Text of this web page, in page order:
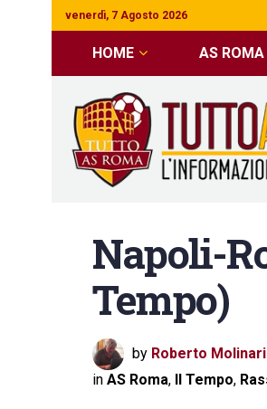
venerdì, 7 Agosto 2026
HOME AS ROMA
Napoli-
Tempo)
by Roberto
in AS Roma, Il Tempo,